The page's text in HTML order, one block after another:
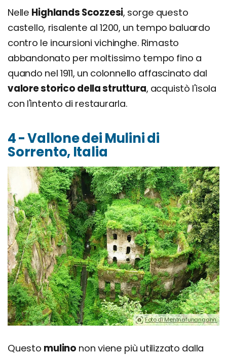
Nelle Highlands Scozzesi, sorge questo
castello, risalente al 1200, un tempo baluardo
contro le incursioni vichinghe. Rimasto
abbandonato per moltissimo tempo fino a
quando nel 1911, un colonnello affascinato dal
valore storico della struttura, acquistò l'isola
con l'intento di restaurarla.
4 - Vallone dei Mulini di
Sorrento, Italia
Foto di Mentnafunangann.
Questo mulino non viene più utilizzato dalla